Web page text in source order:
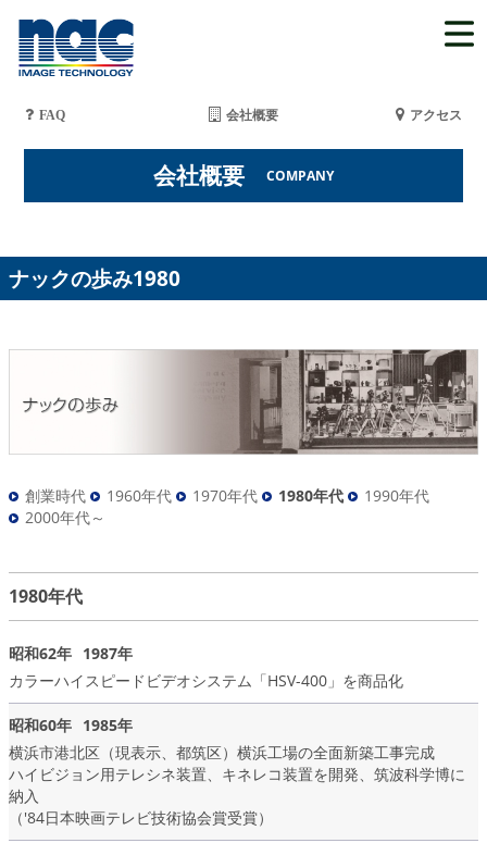
FAQ 会社概要 アクセス
会社概要 COMPANY
ナックの歩み1980
創業時代 1960年代 1970年代 1980年代
1990年代
2000年代～
1980年代
昭和62年 1987年
カラーハイスピードビデオシステム「HSV-400」を商品化
昭和60年 1985年
横浜市港北区（現表示、都筑区）横浜工場の全面新築工事完成
ハイビジョン用テレシネ装置、キネレコ装置を開発、筑波科学博に
納入
（'84日本映画テレビ技術協会賞受賞）